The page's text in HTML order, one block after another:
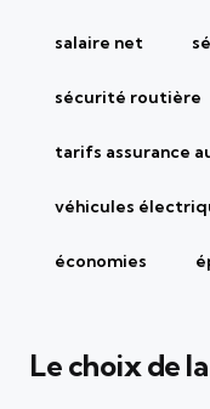
salaire net
sécurité routière
tarifs assurance
véhicules
économies
Le choix de